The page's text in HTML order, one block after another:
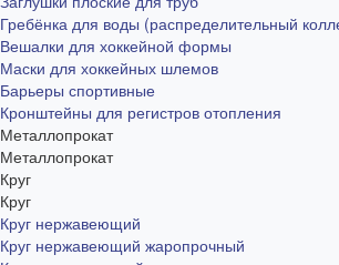
Гребёнка для воды (распределительный
Вешалки для хоккейной формы
Маски для хоккейных шлемов
Барьеры спортивные
Кронштейны для регистров отопления
Металлопрокат
Металлопрокат
Круг
Круг
Круг нержавеющий
Круг нержавеющий жаропрочный